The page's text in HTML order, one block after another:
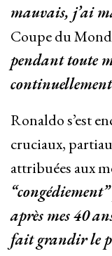
mauvais, j’ai
Coupe du
pendant toute
continuellement
Ronaldo s’est
cruciaux,
attribuées aux
après mes 40
fait grandir le